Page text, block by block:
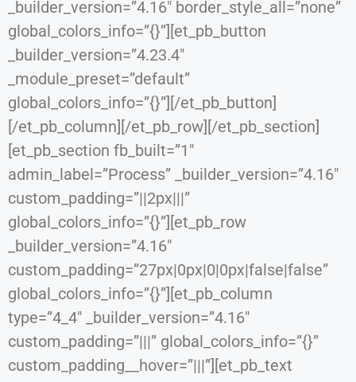
_builder_version=”4.16″ border_style_all=”none”
global_colors_info=”{}”][et_pb_button
_builder_version=”4.23.4″
_module_preset=”default”
global_colors_info=”{}”][/et_pb_button]
[/et_pb_column][/et_pb_row][/et_pb_section]
[et_pb_section fb_built=”1″
admin_label=”Process” _builder_version=”4.16″
custom_padding=”||2px|||”
global_colors_info=”{}”][et_pb_row
_builder_version=”4.16″
custom_padding=”27px|0px|0|0px|false|false”
global_colors_info=”{}”][et_pb_column
type=”4_4″ _builder_version=”4.16″
custom_padding=”|||” global_colors_info=”{}”
custom_padding__hover=”|||”][et_pb_text